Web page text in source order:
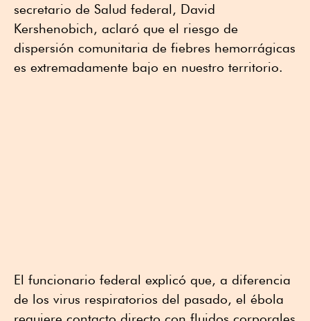
secretario de Salud federal, David
Kershenobich, aclaró que el riesgo de
dispersión comunitaria de fiebres hemorrágicas
es extremadamente bajo en nuestro territorio.
El funcionario federal explicó que, a diferencia
de los virus respiratorios del pasado, el ébola